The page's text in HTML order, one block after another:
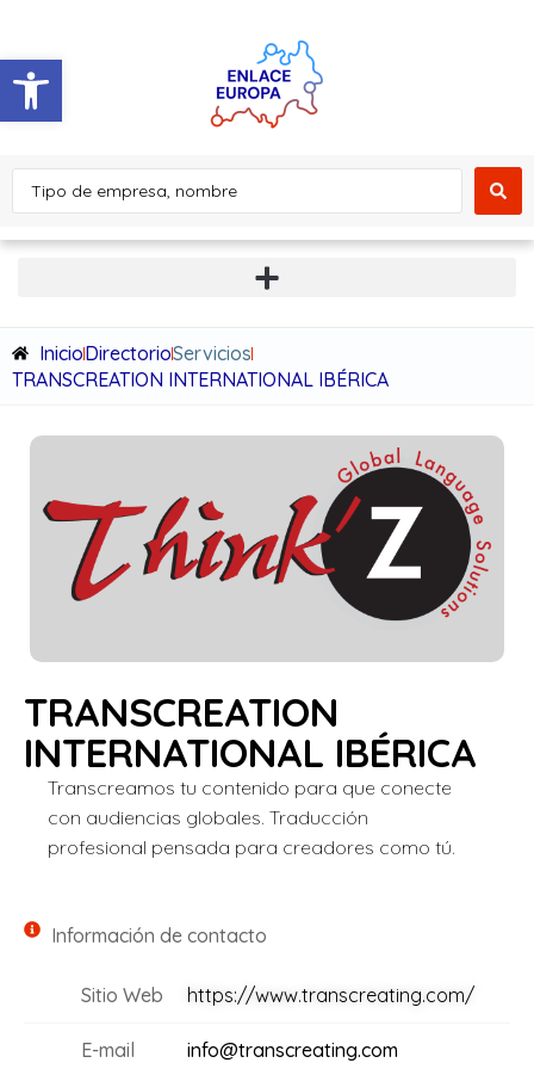
Abrir barra de herramientas
InicioDirectorioServicios
TRANSCREATION INTERNATIONAL IBÉRICA
TRANSCREATION
INTERNATIONAL IBÉRICA
Transcreamos tu contenido para que conecte
con audiencias globales. Traducción
profesional pensada para creadores como tú.
Información de contacto
Sitio Web https://www.transcreating.com/
E-mail info@transcreating.com